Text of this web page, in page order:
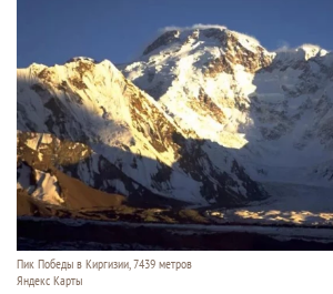
Пик Победы в Киргизии, 7439 метров
Яндекс Карты